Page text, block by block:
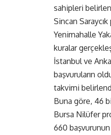
sahipleri
Sincan
Yenimahalle
kuralar
İstanbul ve
başvuruların
takvimi
Buna göre, 46
Bursa Nilüfer
660 başvurunun